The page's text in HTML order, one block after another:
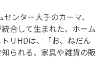
ンター大手のカーマ、
合して生まれた、ホーム
リHDは、「お、ねだん
られる、家具や雑貨の販